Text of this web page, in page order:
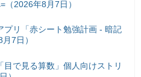
2026年8月7日）
プリ「赤シート勉強計画 - 暗記
7日）
で見る算数」個人向けストリ